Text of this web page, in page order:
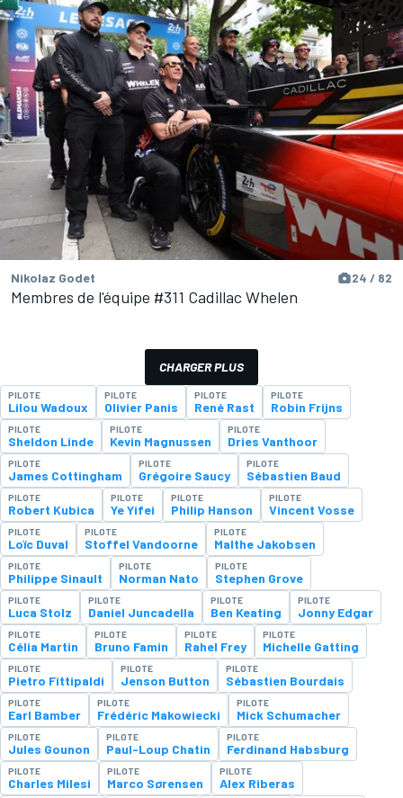
Nikolaz Godet 24 / 82
Membres de l'équipe #311 Cadillac Whelen
CHARGER PLUS
PILOTE
Lilou Wadoux
PILOTE
Olivier Panis
PILOTE
René Rast
PILOTE
Robin Frijns
PILOTE
Sheldon Linde
PILOTE
Kevin Magnussen
PILOTE
Dries Vanthoor
PILOTE
James Cottingham
PILOTE
Grégoire Saucy
PILOTE
Sébastien Baud
PILOTE
Robert Kubica
PILOTE
Ye Yifei
PILOTE
Philip Hanson
PILOTE
Vincent Vosse
PILOTE
Loïc Duval
PILOTE
Stoffel Vandoorne
PILOTE
Malthe Jakobsen
PILOTE
Philippe Sinault
PILOTE
Norman Nato
PILOTE
Stephen Grove
PILOTE
Luca Stolz
PILOTE
Daniel Juncadella
PILOTE
Ben Keating
PILOTE
Jonny Edgar
PILOTE
Célia Martin
PILOTE
Bruno Famin
PILOTE
Rahel Frey
PILOTE
Michelle Gatting
PILOTE
Pietro Fittipaldi
PILOTE
Jenson Button
PILOTE
Sébastien Bourdais
PILOTE
Earl Bamber
PILOTE
Frédéric Makowiecki
PILOTE
Mick Schumacher
PILOTE
Jules Gounon
PILOTE
Paul-Loup Chatin
PILOTE
Ferdinand Habsburg
PILOTE
Charles Milesi
PILOTE
Marco Sørensen
PILOTE
Alex Riberas